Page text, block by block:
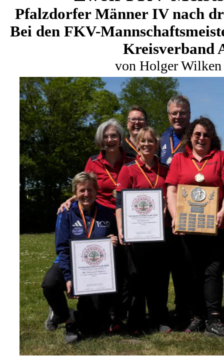
Pfalzdorfer Männer IV nach
Bei den FKV-
Kreisverband
von Holger